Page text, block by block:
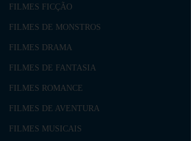
FILMES FICÇÃO
FILMES DE MONSTROS
FILMES DRAMA
FILMES DE FANTASIA
FILMES ROMANCE
FILMES DE AVENTURA
FILMES MUSICAIS